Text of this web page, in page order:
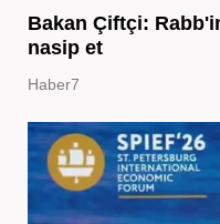
Bakan Çiftçi:
nasip et
Haber7